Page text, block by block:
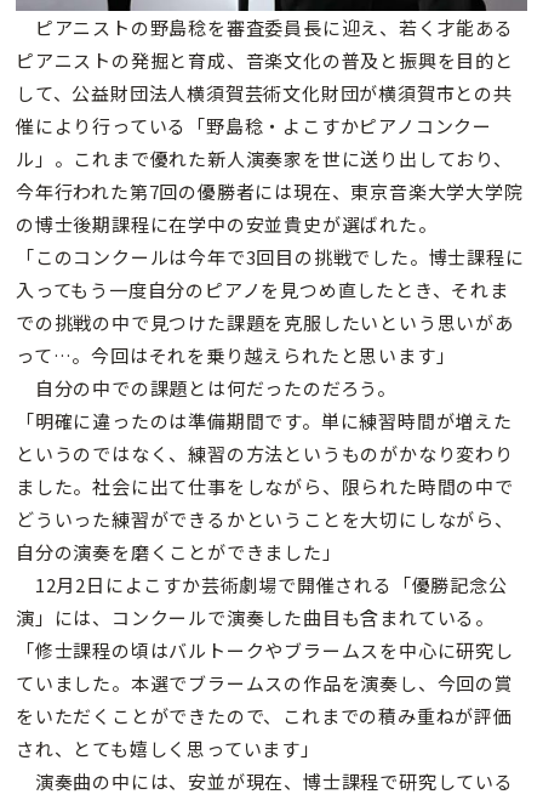
ピアニストの野島稔を審査委員長に迎え、若く才能ある
ピアニストの発掘と育成、音楽文化の普及と振興を目的と
して、公益財団法人横須賀芸術文化財団が横須賀市との共
催により行っている「野島稔・よこすかピアノコンクー
ル」。これまで優れた新人演奏家を世に送り出しており、
今年行われた第7回の優勝者には現在、東京音楽大学大学院
の博士後期課程に在学中の安並貴史が選ばれた。
「このコンクールは今年で3回目の挑戦でした。博士課程に
入ってもう一度自分のピアノを見つめ直したとき、それま
での挑戦の中で見つけた課題を克服したいという思いがあ
って…。今回はそれを乗り越えられたと思います」
自分の中での課題とは何だったのだろう。
「明確に違ったのは準備期間です。単に練習時間が増えた
というのではなく、練習の方法というものがかなり変わり
ました。社会に出て仕事をしながら、限られた時間の中で
どういった練習ができるかということを大切にしながら、
自分の演奏を磨くことができました」
12月2日によこすか芸術劇場で開催される「優勝記念公
演」には、コンクールで演奏した曲目も含まれている。
「修士課程の頃はバルトークやブラームスを中心に研究し
ていました。本選でブラームスの作品を演奏し、今回の賞
をいただくことができたので、これまでの積み重ねが評価
され、とても嬉しく思っています」
演奏曲の中には、安並が現在、博士課程で研究している